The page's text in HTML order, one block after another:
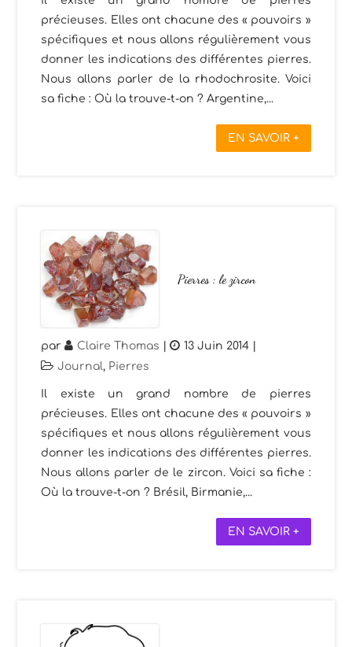
précieuses. Elles ont chacune des « pouvoirs »
spécifiques et nous allons régulièrement vous
donner les indications des différentes pierres.
Nous allons parler de la rhodochrosite. Voici
sa fiche : Où la trouve-t-on ? Argentine,...
EN SAVOIR +
Pierres : le zircon
par Claire Thomas | 13 Juin 2014
Journal, Pierres
Il existe un grand nombre de pierres
précieuses. Elles ont chacune des « pouvoirs »
spécifiques et nous allons régulièrement vous
donner les indications des différentes pierres.
Nous allons parler de le zircon. Voici sa fiche :
Où la trouve-t-on ? Brésil, Birmanie,...
EN SAVOIR +